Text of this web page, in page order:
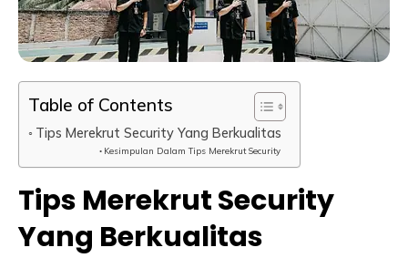
Table of Contents
Tips Merekrut Security Yang Berkualitas
Kesimpulan Dalam Tips Merekrut Security
Tips Merekrut Security
Yang Berkualitas